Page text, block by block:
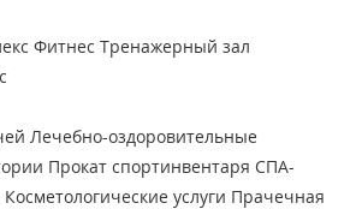
Фитнес Тренажерный зал
Лечебно-оздоровительные
Прокат спортинвентаря СПА-
Косметологические услуги Прачечная